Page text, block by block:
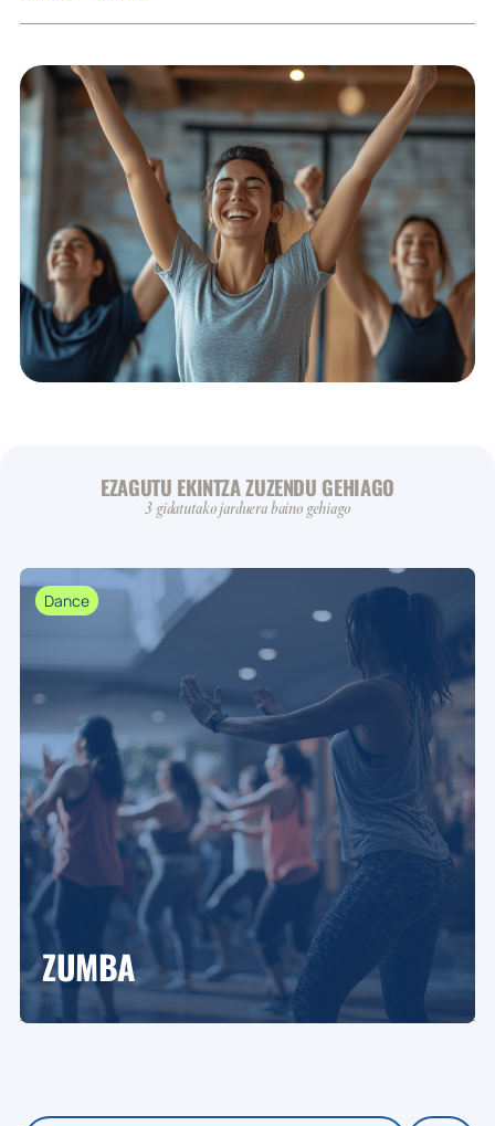
EZAGUTU EKINTZA ZUZENDU GEHIAGO
3 gidatutako jarduera baino gehiago
Dance
ZUMBA